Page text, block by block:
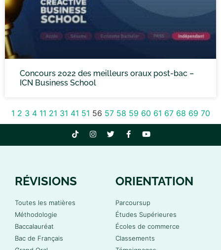
Concours 2022 des meilleurs oraux post-bac –
ICN Business School
1 2 3 4 11 21 31 41 51 56 57 58 59 60 61 67 68 69 70
RÉVISIONS
Toutes les matières
Méthodologie
Baccalauréat
Bac de Français
ORIENTATION
Parcoursup
Études Supérieures
Écoles de commerce
Classements